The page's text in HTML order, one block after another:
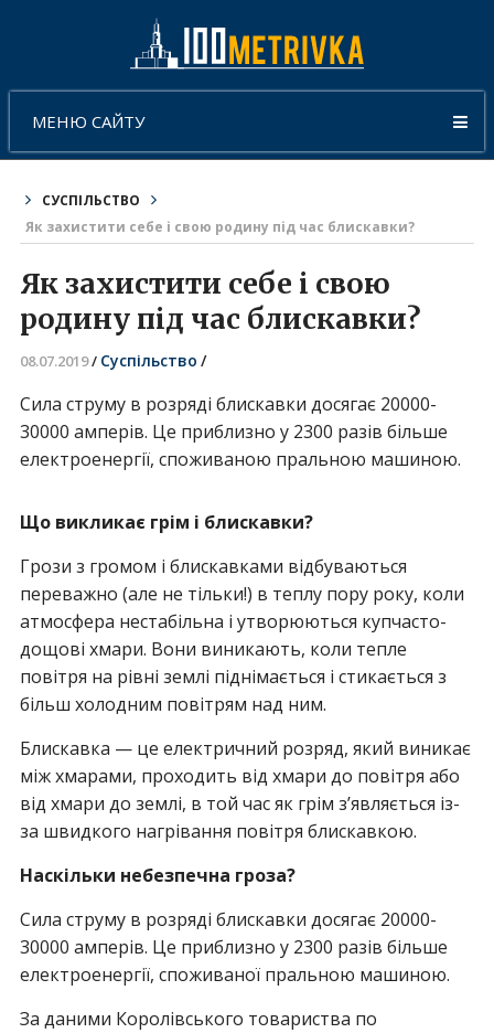
МЕНЮ САЙТУ
СУСПІЛЬСТВО
Як захистити себе і свою родину під час блискавки?
Як захистити себе і свою
родину під час блискавки?
08.07.2019/ Суспільство /
Сила струму в розряді блискавки досягає 20000-
30000 амперів. Це приблизно у 2300 разів більше
електроенергії, споживаною пральною машиною.
Що викликає грім і блискавки?
Грози з громом і блискавками відбуваються
переважно (але не тільки!) в теплу пору року, коли
атмосфера нестабільна і утворюються купчасто-
дощові хмари. Вони виникають, коли тепле
повітря на рівні землі піднімається і стикається з
більш холодним повітрям над ним.
Блискавка — це електричний розряд, який виникає
між хмарами, проходить від хмари до повітря або
від хмари до землі, в той час як грім з’являється із-
за швидкого нагрівання повітря блискавкою.
Наскільки небезпечна гроза?
Сила струму в розряді блискавки досягає 20000-
30000 амперів. Це приблизно у 2300 разів більше
електроенергії, споживаної пральною машиною.
За даними Королівського товариства по